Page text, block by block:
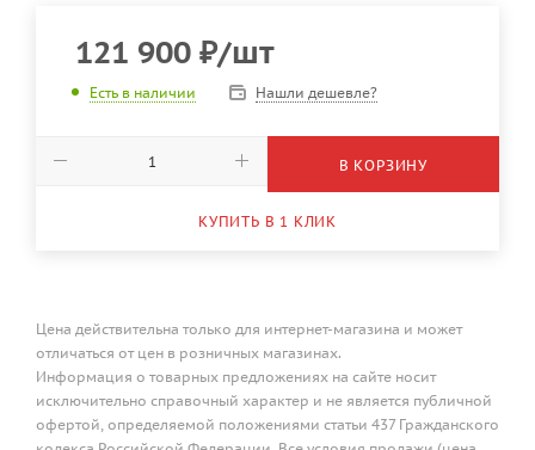
121 900 ₽/шт
Есть в наличии Нашли дешевле?
В КОРЗИНУ
КУПИТЬ В 1 КЛИК
Цена действительна только для интернет-магазина и может
отличаться от цен в розничных магазинах.
Информация о товарных предложениях на сайте носит
исключительно справочный характер и не является публичной
офертой, определяемой положениями статьи 437 Гражданского